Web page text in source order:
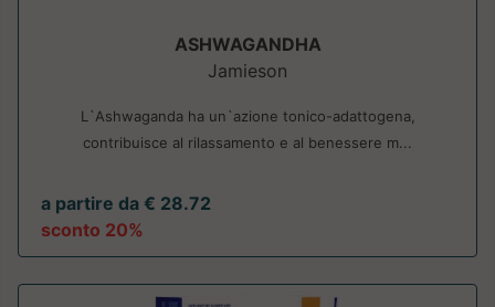
ASHWAGANDHA
Jamieson
L`Ashwaganda ha un`azione tonico-adattogena,
contribuisce al rilassamento e al benessere m...
a partire da € 28.72
sconto 20%